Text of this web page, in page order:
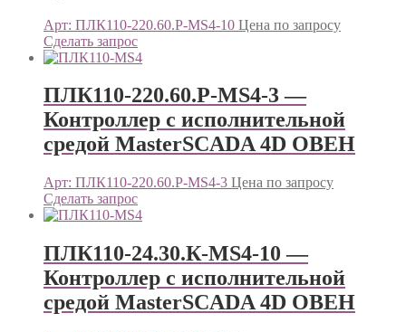
Арт: ПЛК110-220.60.Р-МS4-10 Цена по запросу
Сделать запрос
ПЛК110-220.60.Р-МS4-3 —
Контроллер c исполнительной
средой MasterSCADA 4D ОВЕН
Арт: ПЛК110-220.60.Р-МS4-3 Цена по запросу
Сделать запрос
ПЛК110-24.30.К-МS4-10 —
Контроллер c исполнительной
средой MasterSCADA 4D ОВЕН